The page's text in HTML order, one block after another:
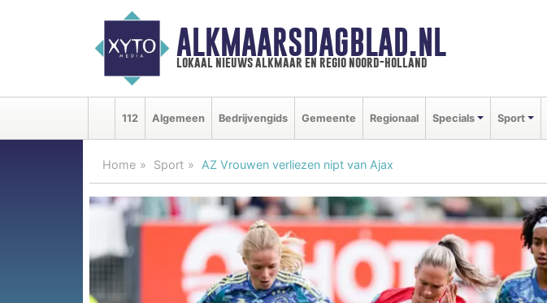
ALKMAARSDAGBLAD.NL
lokaal nieuws alkmaar en regio noord-holland
112 Algemeen Bedrijvengids Gemeente Regionaal Specials Sport
Home Sport AZ Vrouwen verliezen nipt van Ajax